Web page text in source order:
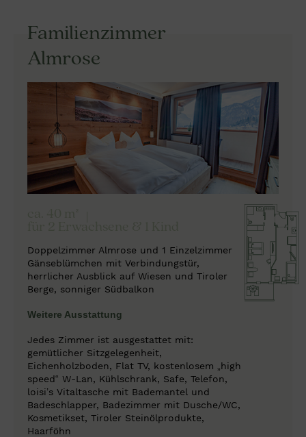
Familienzimmer
Almrose
Doppelzimmer Almrose und 1 Einzelzimmer
Gänseblümchen mit Verbindungstür,
herrlicher Ausblick auf Wiesen und Tiroler
Berge, sonniger Südbalkon
Weitere Ausstattung
Jedes Zimmer ist ausgestattet mit:
gemütlicher Sitzgelegenheit,
Eichenholzboden, Flat TV, kostenlosem „high
speed“ W-Lan, Kühlschrank, Safe, Telefon,
loisi’s Vitaltasche mit Bademantel und
Badeschlapper, Badezimmer mit Dusche/WC,
Kosmetikset, Tiroler Steinölprodukte,
Haarföhn